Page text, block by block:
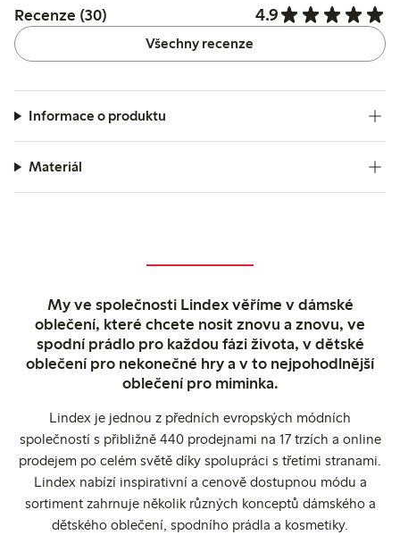
Recenze (30) 4.9
Všechny recenze
Informace o produktu
Materiál
My ve společnosti Lindex věříme v dámské
oblečení, které chcete nosit znovu a znovu, ve
spodní prádlo pro každou fázi života, v dětské
oblečení pro nekonečné hry a v to nejpohodlnější
oblečení pro miminka.
Lindex je jednou z předních evropských módních
společností s přibližně 440 prodejnami na 17 trzích a online
prodejem po celém světě díky spolupráci s třetími stranami.
Lindex nabízí inspirativní a cenově dostupnou módu a
sortiment zahrnuje několik různých konceptů dámského a
dětského oblečení, spodního prádla a kosmetiky.